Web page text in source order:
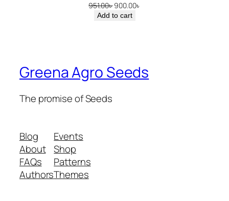
951.00৳Original
price
900.00৳
Add to cart
Greena Agro Seeds
The promise of Seeds
Blog
About
FAQs
Authors
Events
Shop
Patterns
Themes